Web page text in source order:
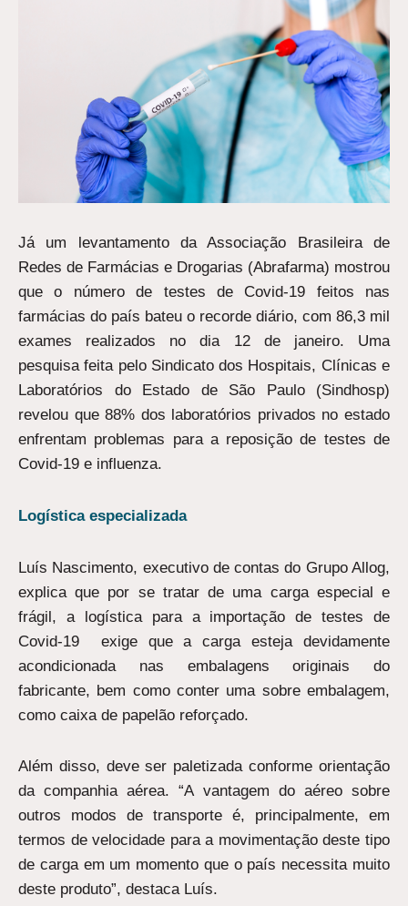
Já um levantamento da Associação Brasileira de
Redes de Farmácias e Drogarias (Abrafarma) mostrou
que o número de testes de Covid-19 feitos nas
farmácias do país bateu o recorde diário, com 86,3 mil
exames realizados no dia 12 de janeiro. Uma
pesquisa feita pelo Sindicato dos Hospitais, Clínicas e
Laboratórios do Estado de São Paulo (Sindhosp)
revelou que 88% dos laboratórios privados no estado
enfrentam problemas para a reposição de testes de
Covid-19 e influenza.
Logística especializada
Luís Nascimento, executivo de contas do Grupo Allog,
explica que por se tratar de uma carga especial e
frágil, a logística para a importação de testes de
Covid-19 exige que a carga esteja devidamente
acondicionada nas embalagens originais do
fabricante, bem como conter uma sobre embalagem,
como caixa de papelão reforçado.
Além disso, deve ser paletizada conforme orientação
da companhia aérea. “A vantagem do aéreo sobre
outros modos de transporte é, principalmente, em
termos de velocidade para a movimentação deste tipo
de carga em um momento que o país necessita muito
deste produto”, destaca Luís.